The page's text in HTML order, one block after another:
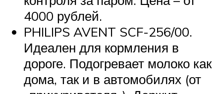
4000 рублей.
PHILIPS AVENT SCF-256/00.
Идеален для кормления в
дороге. Подогревает молоко как
дома, так и в автомобилях (от